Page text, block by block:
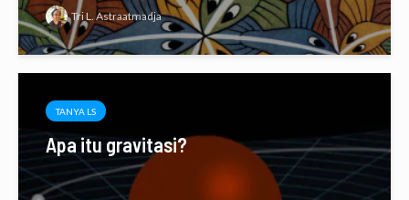
Tri L. Astraatmadja
TANYA LS
Apa itu gravitasi?